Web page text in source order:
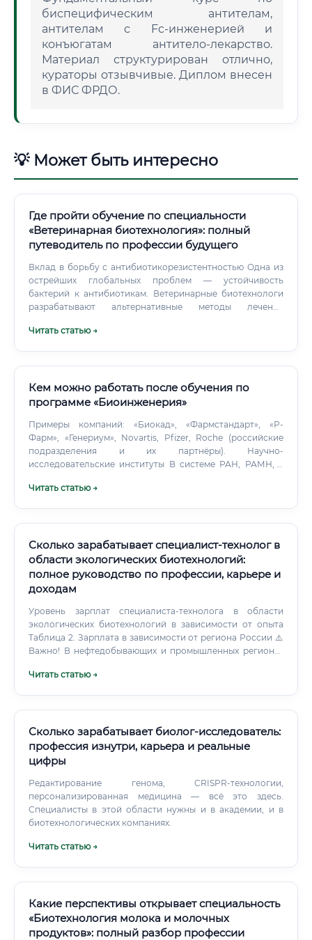
биспецифическим антителам,
антителам с Fc-инженерией и
конъюгатам антитело-лекарство.
Материал структурирован отлично,
кураторы отзывчивые. Диплом внесен
в ФИС ФРДО.
💡 Может быть интересно
Где пройти обучение по специальности
«Ветеринарная биотехнология»: полный
путеводитель по профессии будущего
Вклад в борьбу с антибиотикорезистентностью Одна из
острейших глобальных проблем — устойчивость
бактерий к антибиотикам. Ветеринарные биотехнологи
разрабатывают альтернативные методы лечения
препараты), которые позволяют лечить животных без
Читать статью →
Кем можно работать после обучения по
программе «Биоинженерия»
Примеры компаний: «Биокад», «Фармстандарт», «Р-
Фарм», «Генериум», Novartis, Pfizer, Roche (российские
подразделения и их партнёры). Научно-
исследовательские институты В системе РАН, РАМН, а
специализированные лаборатории биоинженерии.
Читать статью →
Сколько зарабатывает специалист-технолог в
области экологических биотехнологий:
полное руководство по профессии, карьере и
доходам
Уровень зарплат специалиста-технолога в области
экологических биотехнологий в зависимости от опыта
Таблица 2. Зарплата в зависимости от региона России ⚠️
Важно! В нефтедобывающих и промышленных регионах
значительно выше из-за высокой потребности в
Читать статью →
Сколько зарабатывает биолог-исследователь:
профессия изнутри, карьера и реальные
цифры
Редактирование генома, CRISPR-технологии,
персонализированная медицина — всё это здесь.
Специалисты в этой области нужны и в академии, и в
биотехнологических компаниях.
Читать статью →
Какие перспективы открывает специальность
«Биотехнология молока и молочных
продуктов»: полный разбор профессии